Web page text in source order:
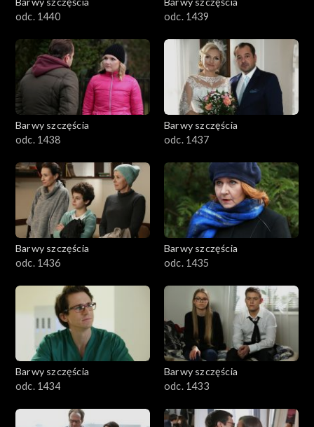
odc. 1440
odc. 1439
Barwy szczęścia
odc. 1438
Barwy szczęścia
odc. 1437
Barwy szczęścia
odc. 1436
Barwy szczęścia
odc. 1435
Barwy szczęścia
odc. 1434
Barwy szczęścia
odc. 1433